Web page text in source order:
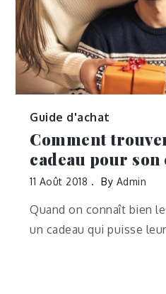
Guide d'achat
Comment
cadeau pour son
11 Août 2018 By Admin
Quand on connaît bien
un cadeau qui puisse